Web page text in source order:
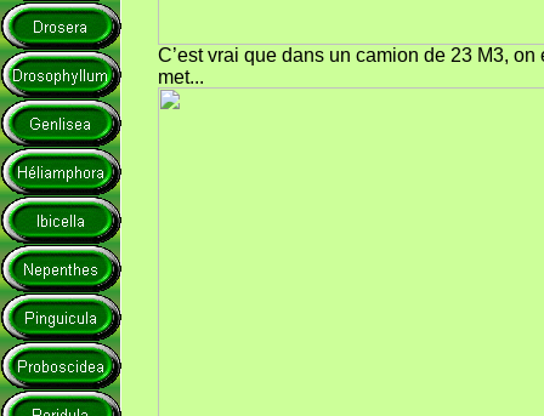
C’est vrai que dans un camion de 23 M3, on
met...